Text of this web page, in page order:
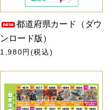
都道府県カード（ダウ
ンロード版）
1,980円(税込)